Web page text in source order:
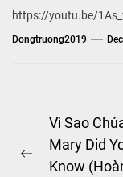
https://youtu.be/
Dongtruong2019
Post
navigation
Previous
Vì Sao
Mary Did
Know